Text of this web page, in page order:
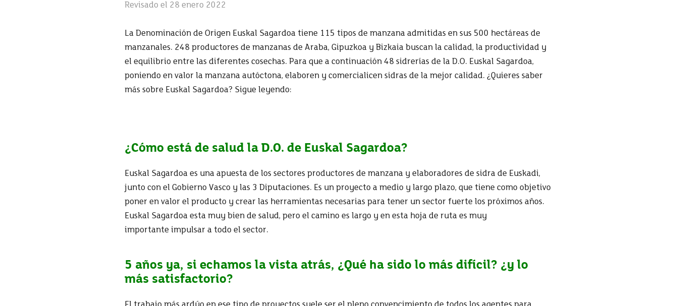
Revisado el 28 enero 2022
La Denominación de Origen Euskal Sagardoa tiene 115 tipos de manzana admitidas en sus 500 hectáreas de
manzanales. 248 productores de manzanas de Araba, Gipuzkoa y Bizkaia buscan la calidad, la productividad y
el equilibrio entre las diferentes cosechas. Para que a continuación 48 sidrerías de la D.O. Euskal Sagardoa,
poniendo en valor la manzana autóctona, elaboren y comercialicen sidras de la mejor calidad. ¿Quieres saber
más sobre Euskal Sagardoa? Sigue leyendo:
¿Cómo está de salud la D.O. de Euskal Sagardoa?
Euskal Sagardoa es una apuesta de los sectores productores de manzana y elaboradores de sidra de Euskadi,
junto con el Gobierno Vasco y las 3 Diputaciones. Es un proyecto a medio y largo plazo, que tiene como objetivo
poner en valor el producto y crear las herramientas necesarias para tener un sector fuerte los próximos años.
Euskal Sagardoa esta muy bien de salud, pero el camino es largo y en esta hoja de ruta es muy
importante impulsar a todo el sector.
5 años ya, si echamos la vista atrás, ¿Qué ha sido lo más difícil? ¿y lo
más satisfactorio?